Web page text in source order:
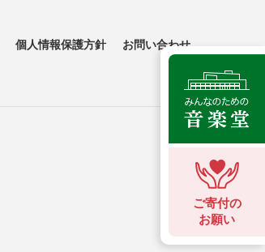
ご寄付の
お願い
個人情報保護方針 お問い合わせ